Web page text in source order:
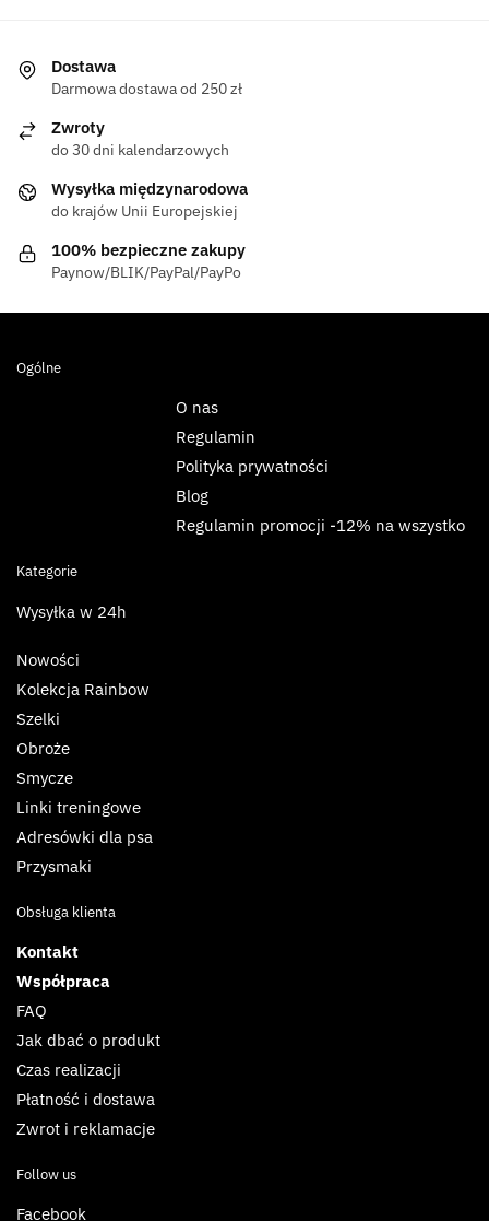
Dostawa
Darmowa dostawa od 250 zł
Zwroty
do 30 dni kalendarzowych
Wysyłka międzynarodowa
do krajów Unii Europejskiej
100% bezpieczne zakupy
Paynow/BLIK/PayPal/PayPo
Ogólne
O nas
Regulamin
Polityka prywatności
Blog
Regulamin promocji -12% na wszystko
Kategorie
Wysyłka w 24h
Nowości
Kolekcja Rainbow
Szelki
Obroże
Smycze
Linki treningowe
Adresówki dla psa
Przysmaki
Obsługa klienta
Kontakt
Współpraca
FAQ
Jak dbać o produkt
Czas realizacji
Płatność i dostawa
Zwrot i reklamacje
Follow us
Facebook